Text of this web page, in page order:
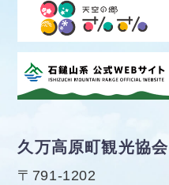
久万高原町観光協会
〒791-1202